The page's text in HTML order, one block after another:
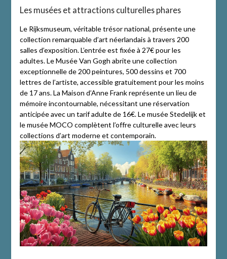
Les musées et attractions culturelles phares
Le Rijksmuseum, véritable trésor national, présente une
collection remarquable d’art néerlandais à travers 200
salles d’exposition. L’entrée est fixée à 27€ pour les
adultes. Le Musée Van Gogh abrite une collection
exceptionnelle de 200 peintures, 500 dessins et 700
lettres de l’artiste, accessible gratuitement pour les moins
de 17 ans. La Maison d’Anne Frank représente un lieu de
mémoire incontournable, nécessitant une réservation
anticipée avec un tarif adulte de 16€. Le musée Stedelijk et
le musée MOCO complètent l’offre culturelle avec leurs
collections d’art moderne et contemporain.